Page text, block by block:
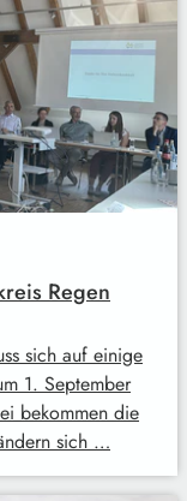
Regen
sich auf einige
1. September
bekommen die
sich …